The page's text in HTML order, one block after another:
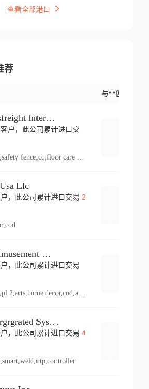
查看全部港口
荐
与**匹配交易
P.don Transfreight International
户，此公司累计进口交
Llc
，此公司累计进口交易 2
Knoebels Amusement Resort
，此公司累计进口交易
vehicle,pl 2,arts,home decor,cod,amusement ride,sea
Duetto Intergrgrated Systems Inc.
，此公司累计进口交易 4